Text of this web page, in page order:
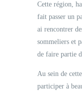
Cette région,
fait passer un
ai rencontrer
sommeliers et
de faire partie
Au sein de
participer à